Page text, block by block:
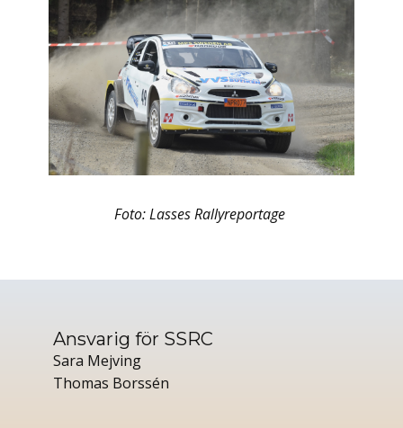
Foto: ​Lasses Rallyreportage
Ansvarig för SSRC
Sara Mejving
Thomas Borssén